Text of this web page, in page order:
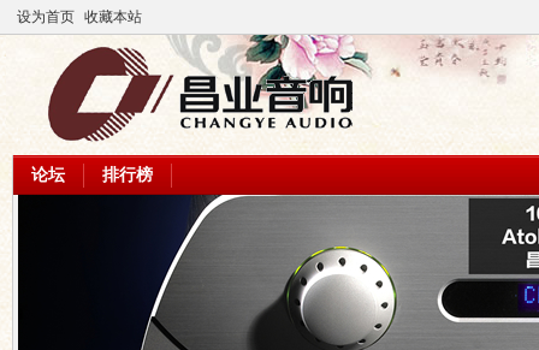
设为首页 收藏本站
论坛 排行榜